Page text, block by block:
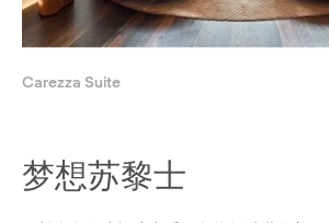
Carezza Suite
梦想苏黎士